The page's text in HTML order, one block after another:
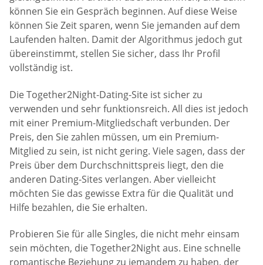
können Sie ein Gespräch beginnen. Auf diese Weise
können Sie Zeit sparen, wenn Sie jemanden auf dem
Laufenden halten. Damit der Algorithmus jedoch gut
übereinstimmt, stellen Sie sicher, dass Ihr Profil
vollständig ist.
Die Together2Night-Dating-Site ist sicher zu
verwenden und sehr funktionsreich. All dies ist jedoch
mit einer Premium-Mitgliedschaft verbunden. Der
Preis, den Sie zahlen müssen, um ein Premium-
Mitglied zu sein, ist nicht gering. Viele sagen, dass der
Preis über dem Durchschnittspreis liegt, den die
anderen Dating-Sites verlangen. Aber vielleicht
möchten Sie das gewisse Extra für die Qualität und
Hilfe bezahlen, die Sie erhalten.
Probieren Sie für alle Singles, die nicht mehr einsam
sein möchten, die Together2Night aus. Eine schnelle
romantische Beziehung zu jemandem zu haben, der